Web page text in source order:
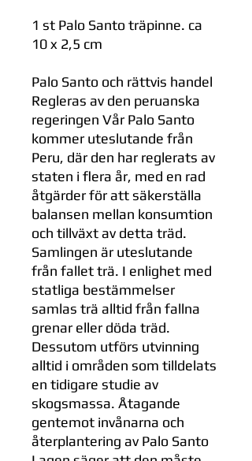
1 st Palo Santo träpinne. ca
10 x 2,5 cm
Palo Santo och rättvis handel
Regleras av den peruanska
regeringen Vår Palo Santo
kommer uteslutande från
Peru, där den har reglerats av
staten i flera år, med en rad
åtgärder för att säkerställa
balansen mellan konsumtion
och tillväxt av detta träd.
Samlingen är uteslutande
från fallet trä. I enlighet med
statliga bestämmelser
samlas trä alltid från fallna
grenar eller döda träd.
Dessutom utförs utvinning
alltid i områden som tilldelats
en tidigare studie av
skogsmassa. Åtagande
gentemot invånarna och
återplantering av Palo Santo